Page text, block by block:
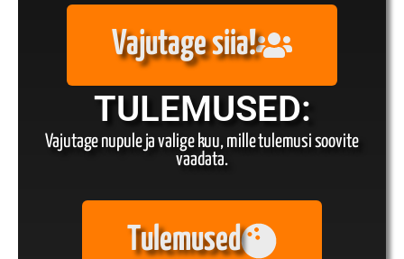
Vajutage siia!
TULEMUSED:
Vajutage nupule ja valige kuu, mille tulemusi soovite
vaadata.
Tulemused